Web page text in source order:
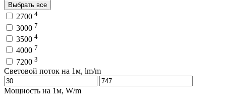
Выбрать все
2700 4
3000 7
3500 4
4000 7
7200 3
Световой поток на 1м, lm/m
Мощность на 1м, W/m